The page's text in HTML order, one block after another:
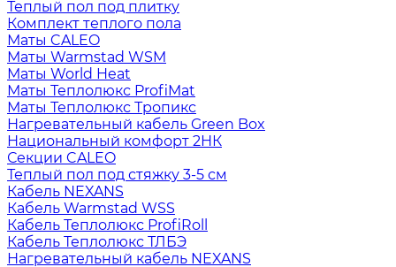
Теплый пол под плитку
Комплект теплого пола
Маты CALEO
Маты Warmstad WSM
Маты World Heat
Маты Теплолюкс ProfiMat
Маты Теплолюкс Тропикс
Нагревательный кабель Green Box
Национальный комфорт 2НК
Секции CALEO
Теплый пол под стяжку 3-5 см
Кабель NEXANS
Кабель Warmstad WSS
Кабель Теплолюкс ProfiRoll
Кабель Теплолюкс ТЛБЭ
Нагревательный кабель NEXANS